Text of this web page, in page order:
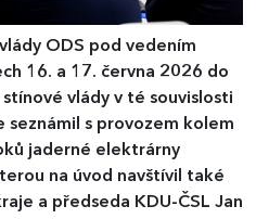
ODS pod vedením
16. a 17. června 2026 do
vlády v té souvislosti
seznámil s provozem kolem
jaderné elektrárny
na úvod navštívil také
a předseda KDU-ČSL Jan